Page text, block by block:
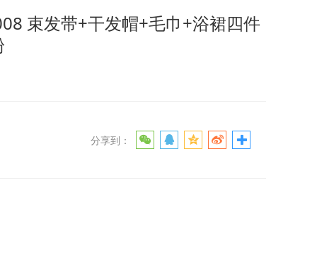
束发带+干发帽+毛巾+浴裙四件
分享到：